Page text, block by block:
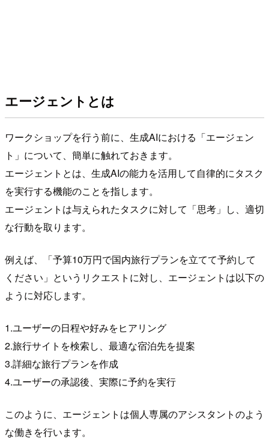
エージェントとは
ワークショップを行う前に、生成AIにおける「エージェン
ト」について、簡単に触れておきます。
エージェントとは、生成AIの能力を活用して自律的にタスク
を実行する機能のことを指します。
エージェントは与えられたタスクに対して「思考」し、適切
な行動を取ります。
例えば、「予算10万円で国内旅行プランを立てて予約して
ください」というリクエストに対し、エージェントは以下の
ように対応します。
1.ユーザーの日程や好みをヒアリング
2.旅行サイトを検索し、最適な宿泊先を提案
3.詳細な旅行プランを作成
4.ユーザーの承認後、実際に予約を実行
このように、エージェントは個人専属のアシスタントのよう
な働きを行います。